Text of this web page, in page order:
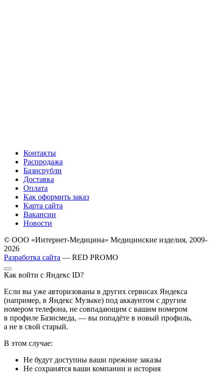
Контакты
Распродажа
Базисрубли
Доставка
Оплата
Как оформить заказ
Карта сайта
Вакансии
Новости
© ООО «Интернет-Медицина» Медицинские изделия, 2009-
2026
Разработка сайта — RED PROMO
Как войти с Яндекс ID?
Если вы уже авторизованы в других сервисах Яндекса
(например, в Яндекс Музыке) под аккаунтом с другим
номером телефона, не совпадающим с вашим номером
в профиле Базисмеда, — вы попадёте в новый профиль,
а не в свой старый.
В этом случае:
Не будут доступны ваши прежние заказы
Не сохранятся ваши компании и история